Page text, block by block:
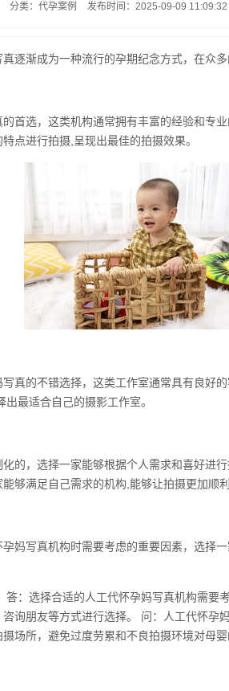
分类：代孕案例 发布时间：2025-09-09 11:09:32
逐渐成为一种流行的孕期纪念方式，在众
首选，这类机构通常拥有丰富的经验和专
点进行拍摄,呈现出最佳的拍摄效果。
真的不错选择，这类工作室通常具有良好
最适合自己的摄影工作室。
的，选择一家能够根据个人需求和喜好进
够满足自己需求的机构,能够让拍摄更加顺利
妈写真机构时需要考虑的重要因素，选择
：选择合适的人工代怀孕妈写真机构需要
询朋友等方式进行选择。 问：人工代怀孕
场所，避免过度劳累和不良拍摄环境对母